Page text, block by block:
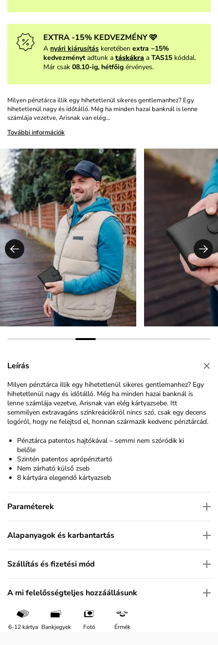
EXTRA -15% KEDVEZMÉNY 🩷
A nyári kiárusítás keretében extra −15%
kedvezménytadtunk a táskákra a TAS15 kóddal.
Már csak 08.10-ig, hétfőig érvényes.
Milyen pénztárca illik egy hihetetlenül sikeres gentlemanhez? Egy
hihetetlenül nagy és időtálló. Még ha minden hazai banknál is lenne
számlája vezetve, Arisnak van elég…
További információk
Leírás
Milyen pénztárca illik egy hihetetlenül sikeres gentlemanhez? Egy
hihetetlenül nagy és időtálló. Még ha minden hazai banknál is
lenne számlája vezetve, Arisnak van elég kártyazsebe. Itt
semmilyen extravagáns színkreációkról nincs szó, csak egy decens
logóról, hogy ne felejtsd el, honnan származik kedvenc pénztárcád.
Pénztárca patentos hajtókával – semmi nem szóródik ki
belőle
Szintén patentos aprópénztartó
Nem zárható külső zseb
8 kártyára elegendő kártyazseb
Paraméterek
Alapanyagok és karbantartás
Szállítás és fizetési mód
A mi felelősségteljes hozzáállásunk
6-12 kártya Bankjegyek Fotó Érmék